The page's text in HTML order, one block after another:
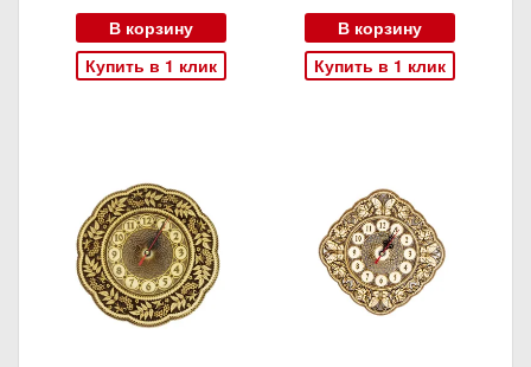
В корзину
Купить в 1 клик
В корзину
Купить в 1 клик